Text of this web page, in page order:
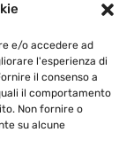
e/o accedere ad
l'esperienza di
il consenso a
il comportamento
Non fornire o
su alcune
20 n.1 – 12038
e C.F.: